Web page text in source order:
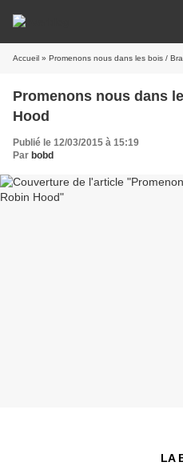
Accueil » Promenons nous dans les bois /
Promenons nous dans les bois / Bran
Hood
Publié le 12/03/2015 à 15:19
Par bobd
LA